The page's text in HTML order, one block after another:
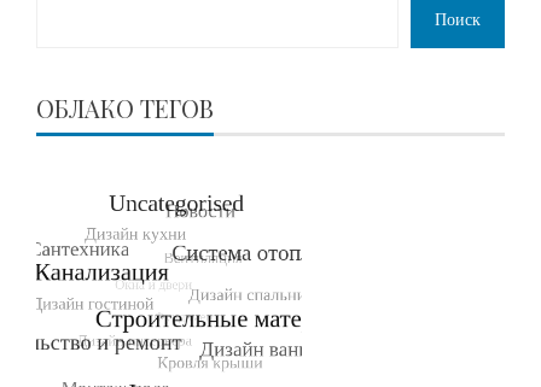
Поиск
ОБЛАКО ТЕГОВ